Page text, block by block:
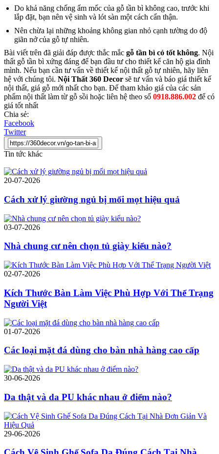
Do khả năng chống ẩm mốc của gỗ tần bì không cao, trước khi
lắp đặt, bạn nên vệ sinh và lót sàn một cách cẩn thận.
Nên chừa lại những khoảng không gian nhỏ cạnh tường do độ
giãn nở của gỗ tự nhiên.
Bài viết trên đã giải đáp được thắc mắc gỗ tần bì có tốt không. Nội
thất gỗ tần bì xứng đáng để bạn đầu tư cho thiết kế căn hộ gia đình
mình. Nếu bạn cần tư vấn về thiết kế nội thất gỗ tự nhiên, hãy liên
hệ với chúng tôi. Nội Thất 360 Decor sẽ tư vấn và báo giá thiết kế
nội thất, giá gỗ mới nhất cho bạn. Để tham khảo giá của các sản
phẩm nội thất làm từ gỗ sồi hoặc liên hệ theo số 0918.886.002 để có
giá tốt nhất
Chia sẻ:
Facebook
Twitter
Tin tức khác
20-07-2026
Cách xử lý giường ngủ bị mối mọt hiệu quả
03-07-2026
Nhà chung cư nên chọn tủ giày kiểu nào?
02-07-2026
Kích Thước Bàn Làm Việc Phù Hợp Với Thể Trạng
Người Việt
01-07-2026
Các loại mặt đá dùng cho bàn nhà hàng cao cấp
30-06-2026
Da thật và da PU khác nhau ở điểm nào?
29-06-2026